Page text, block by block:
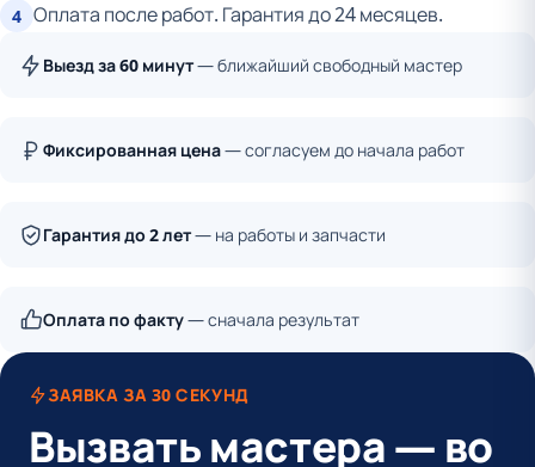
4 Оплата после работ. Гарантия до 24 месяцев.
Выезд за 60 минут— ближайший свободный мастер
Фиксированная цена— согласуем до начала работ
Гарантия до 2 лет— на работы и запчасти
Оплата по факту— сначала результат
ЗАЯВКА ЗА 30 СЕКУНД
Вызвать мастера — во